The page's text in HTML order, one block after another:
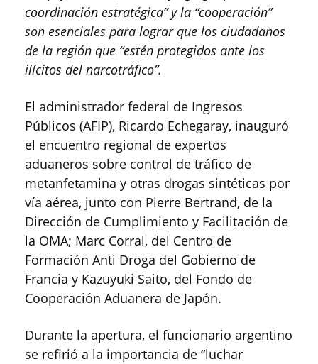
coordinación estratégica” y la “cooperación”
son esenciales para lograr que los ciudadanos
de la región que “estén protegidos ante los
ilícitos del narcotráfico”.
El administrador federal de Ingresos
Públicos (AFIP), Ricardo Echegaray, inauguró
el encuentro regional de expertos
aduaneros sobre control de tráfico de
metanfetamina y otras drogas sintéticas por
vía aérea, junto con Pierre Bertrand, de la
Dirección de Cumplimiento y Facilitación de
la OMA; Marc Corral, del Centro de
Formación Anti Droga del Gobierno de
Francia y Kazuyuki Saito, del Fondo de
Cooperación Aduanera de Japón.
Durante la apertura, el funcionario argentino
se refirió a la importancia de “luchar